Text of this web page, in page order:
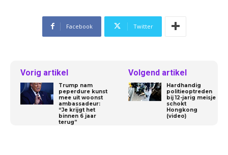
Facebook Twitter
Vorig artikel
Trump nam
peperdure kunst
mee uit woonst
ambassadeur:
“Je krijgt het
binnen 6 jaar
terug”
Volgend artikel
Hardhandig
politieoptreden
bij 12-jarig meisje
schokt
Hongkong
(video)